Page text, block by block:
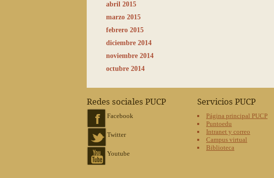
abril 2015
marzo 2015
febrero 2015
diciembre 2014
noviembre 2014
octubre 2014
Redes sociales PUCP
Facebook
Twitter
Youtube
Servicios PUCP
Página principal PUCP
Puntoedu
Intranet y correo
Campus virtual
Biblioteca